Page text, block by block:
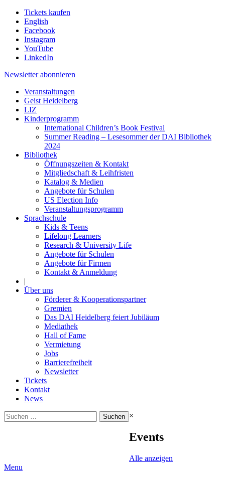
Tickets kaufen
English
Facebook
Instagram
YouTube
LinkedIn
Newsletter abonnieren
Veranstaltungen
Geist Heidelberg
LIZ
Kinderprogramm
International Children’s Book Festival
Summer Reading – Lesesommer der DAI Bibliothek
2024
Bibliothek
Öffnungszeiten & Kontakt
Mitgliedschaft & Leihfristen
Katalog & Medien
Angebote für Schulen
US Election Info
Veranstaltungsprogramm
Sprachschule
Kids & Teens
Lifelong Learners
Research & University Life
Angebote für Schulen
Angebote für Firmen
Kontakt & Anmeldung
|
Über uns
Förderer & Kooperationspartner
Gremien
Das DAI Heidelberg feiert Jubiläum
Mediathek
Hall of Fame
Vermietung
Jobs
Barrierefreiheit
Newsletter
Tickets
Kontakt
News
Suchen
nach:
×
Events
Alle anzeigen
Menu